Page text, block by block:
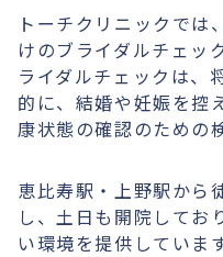
トーチクリニックでは
けのブライダルチェッ
ライダルチェックは、
的に、結婚や妊娠を控
康状態の確認のための
恵比寿駅・上野駅から
し、土日も開院してお
い環境を提供しています